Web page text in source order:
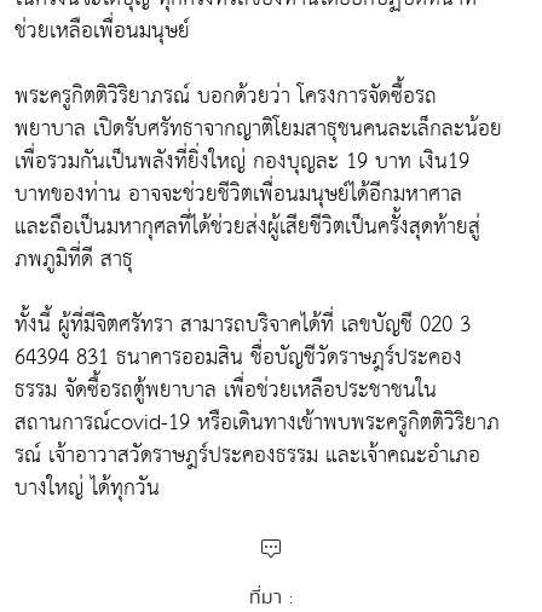
ช่วยเหลือเพื่อนมนุษย์
พระครูกิตติวิริยาภรณ์ บอกด้วยว่า โครงการจัดซื้อรถ
พยาบาล เปิดรับศรัทธาจากญาติโยมสาธุชนคนละเล็กละน้อย
เพื่อรวมกันเป็นพลังที่ยิ่งใหญ่ กองบุญละ 19 บาท เงิน19
บาทของท่าน อาจจะช่วยชีวิตเพื่อนมนุษย์ได้อีกมหาศาล
และถือเป็นมหากุศลที่ได้ช่วยส่งผู้เสียชีวิตเป็นครั้งสุดท้ายสู่
ภพภูมิที่ดี สาธุ
ทั้งนี้ ผู้ที่มีจิตศรัทรา สามารถบริจาคได้ที่ เลขบัญชี 020 3
64394 831 ธนาคารออมสิน ชื่อบัญชีวัดราษฎร์ประคอง
ธรรม จัดซื้อรถตู้พยาบาล เพื่อช่วยเหลือประชาชนใน
สถานการณ์covid-19 หรือเดินทางเข้าพบพระครูกิตติวิริยาภ
รณ์ เจ้าอาวาสวัดราษฎร์ประคองธรรม และเจ้าคณะอำเภอ
บางใหญ่ ได้ทุกวัน
ที่มา :